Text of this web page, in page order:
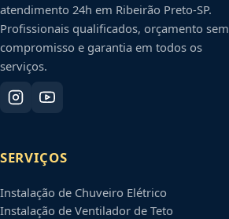
atendimento 24h em Ribeirão Preto-SP.
Profissionais qualificados, orçamento sem
compromisso e garantia em todos os
serviços.
SERVIÇOS
Instalação de Chuveiro Elétrico
Instalação de Ventilador de Teto